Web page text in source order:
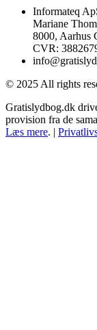
Informateq
Mariane
8000, Aarhus
CVR:
© 2025 All rights
Gratislydbog.dk
provision fra de
Læs mere. |